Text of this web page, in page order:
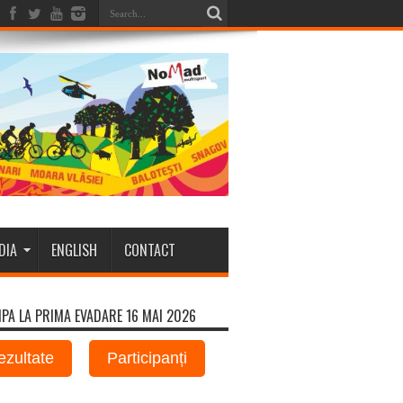
ENGLISH CONTACT
LA PRIMA EVADARE 16 MAI 2026
Participanți